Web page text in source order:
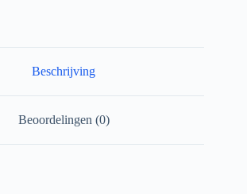
Beschrijving
Beoordelingen (0)